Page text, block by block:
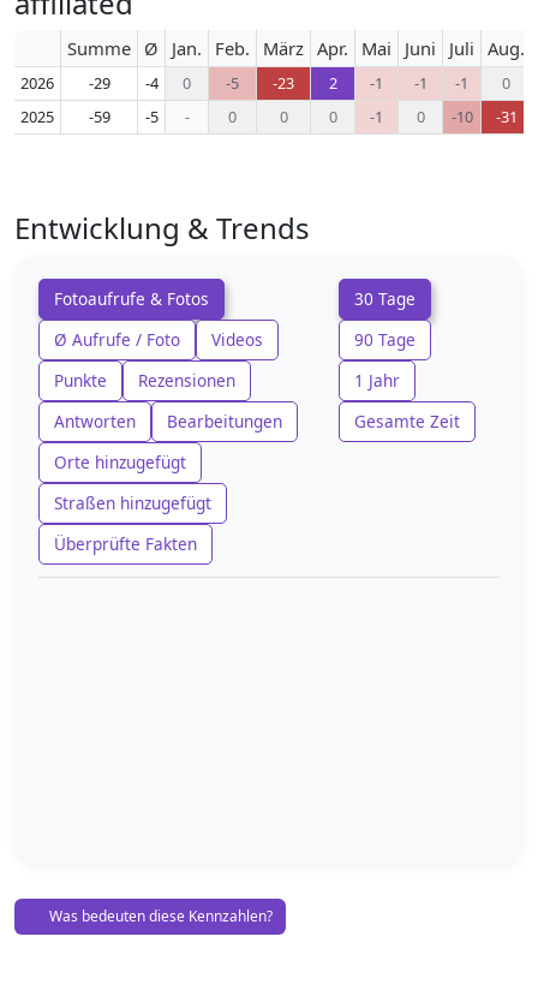
Summe Ø Jan. Feb. März Apr. Mai Juni Juli Aug.
2026 -29 -4 0 -5 -23 2 -1 -1 -1
0
2025
-59 -5 - 0 0 0 -1 0 -10 -31
Entwicklung & Trends
Fotoaufrufe & Fotos
Ø Aufrufe / Foto
Videos
Punkte
Rezensionen
Antworten
Bearbeitungen
Orte hinzugefügt
Straßen hinzugefügt
Überprüfte Fakten
30 Tage
90 Tage
1 Jahr
Gesamte Zeit
Was bedeuten diese Kennzahlen?